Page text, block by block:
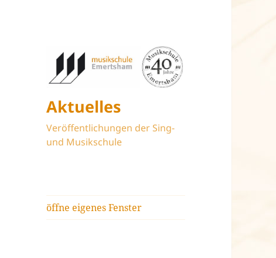
Aktuelles
Veröffentlichungen der Sing-
und Musikschule
öffne eigenes Fenster